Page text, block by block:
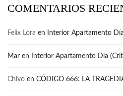
COMENTARIOS
Felix Lora en Interior Apartamento
Mar en Interior Apartamento Día
Chivo en CÓDIGO 666: LA